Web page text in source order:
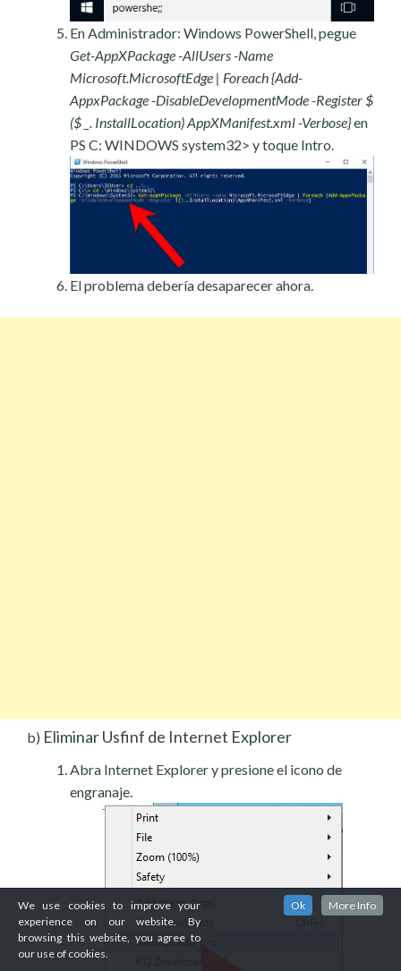
En Administrador: Windows PowerShell, pegue
Get-AppXPackage -AllUsers -Name
Microsoft.MicrosoftEdge | Foreach {Add-
AppxPackage -DisableDevelopmentMode -Register $
($ _. InstallLocation) AppXManifest.xml -Verbose}en
PS C: WINDOWS system32> y toque Intro.
El problema debería desaparecer ahora.
b) Eliminar Usfinf de Internet Explorer
Abra Internet Explorer y presione el icono de
engranaje.
We use cookies to improve your
experience on our website. By
browsing this website, you agree to
our use of cookies.
Ok More Info